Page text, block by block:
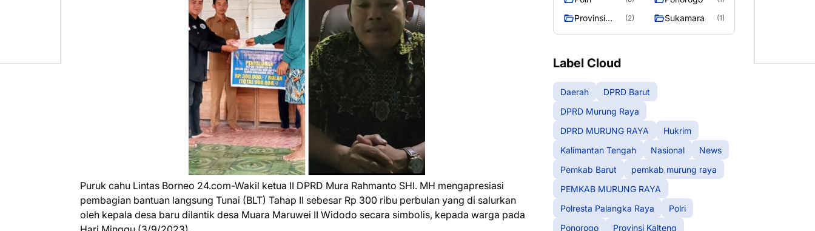
Puruk cahu Lintas Borneo 24.com-Wakil ketua II DPRD Mura Rahmanto SHI. MH mengapresiasi
pembagian bantuan langsung Tunai (BLT) Tahap II sebesar Rp 300 ribu perbulan yang di salurkan
oleh kepala desa baru dilantik desa Muara Maruwei II Widodo secara simbolis, kepada warga pada
RAYA
Raya
Provinsi
(2) Sukamara (1)
Label Cloud
Daerah
DPRD Barut
DPRD Murung Raya
DPRD MURUNG RAYA
Hukrim
Kalimantan Tengah
Nasional
News
Pemkab Barut
pemkab murung raya
PEMKAB MURUNG RAYA
Polresta Palangka Raya
Polri
Ponorogo
Provinsi Kalteng